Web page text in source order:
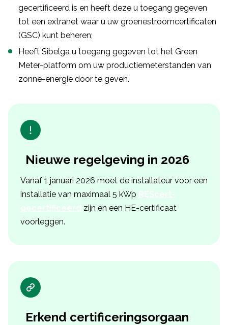
gecertificeerd is en heeft deze u toegang gegeven
tot een extranet waar u uw groenestroomcertificaten
(GSC) kunt beheren;
Heeft Sibelga u toegang gegeven tot het Green
Meter-platform om uw productiemeterstanden van
zonne-energie door te geven.
Nieuwe regelgeving in 2026
Vanaf 1 januari 2026 moet de installateur voor een
installatie van maximaal 5 kWp REScert-
gecertificeerd zijn en een HE-certificaat
voorleggen.
Erkend certificeringsorgaan